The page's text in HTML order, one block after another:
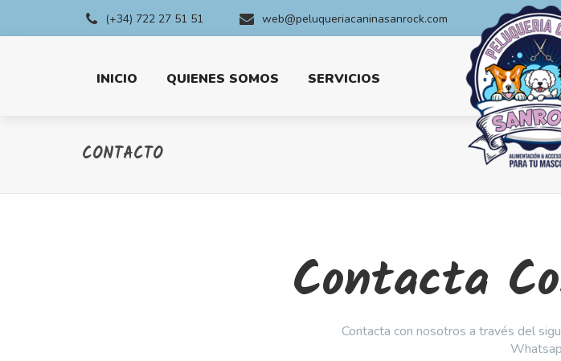
(+34) 722 27 51 51 web@peluqueriacaninasanrock.com
INICIO QUIENES SOMOS SERVICIOS
CONTACTO
Contacta
Contacta con nosotros a través del